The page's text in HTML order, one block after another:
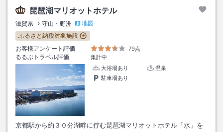
琵琶湖マリオットホテル
滋賀県 守山・野洲
地図
ふるさと納税対象施設
お客様アンケート評価
79点
るるぶトラベル評価
集計中
大浴場あり
温泉
駐車場あり
京都駅から約３０分湖畔に佇む琵琶湖マリオットホテル「水」を